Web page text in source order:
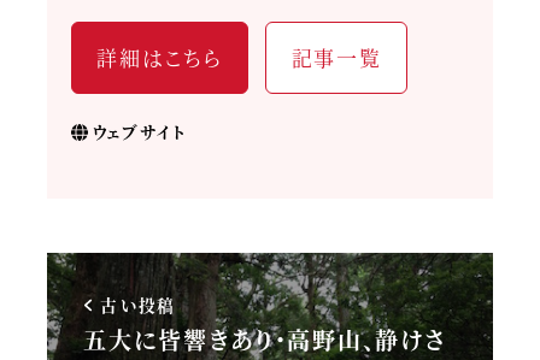
詳細はこちら 記事一覧
ウェブサイト
古い投稿
五大に皆響きあり・高野山、静けさ